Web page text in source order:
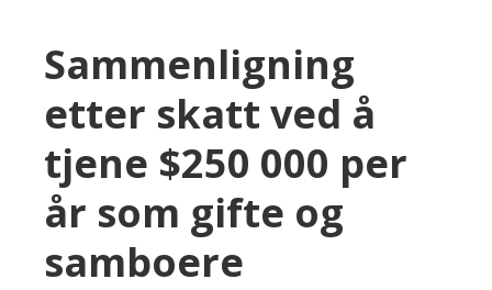
Sammenligning
etter skatt ved å
tjene $250 000 per
år som gifte og
samboere